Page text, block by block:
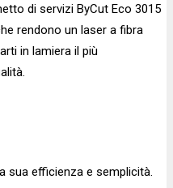
di servizi ByCut Eco 3015
rendono un laser a fibra
in lamiera il più
sua efficienza e semplicità.